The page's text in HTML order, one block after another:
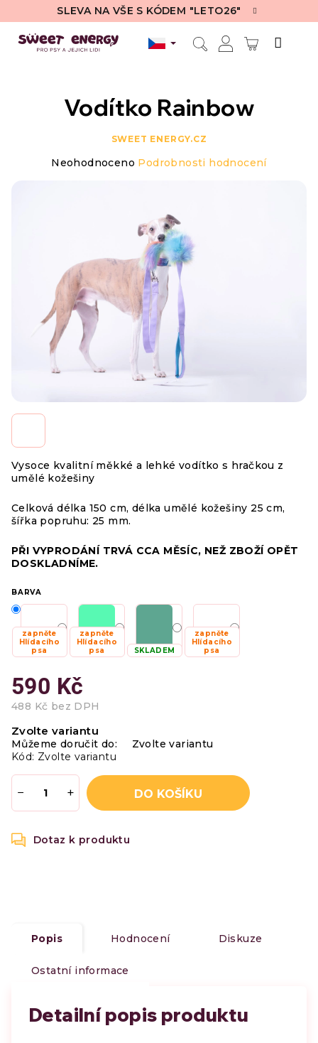
obsah
SLEVA NA VŠE S KÓDEM "LETO26"
Vysoce kvalitní měkké a lehké vodítko s hračkou z
umělé kožešiny
Celková délka 150 cm, délka umělé kožešiny 25 cm,
šířka popruhu: 25 mm.
PŘI VYPRODÁNÍ TRVÁ CCA MĚSÍC, NEŽ ZBOŽÍ OPĚT
DOSKLADNÍME.
BARVA
zapněte
Hlídacího
psa
zapněte
Hlídacího
psa
SKLADEM
zapněte
Hlídacího
psa
590 Kč
488 Kč bez DPH
cena:
Zvolte variantu
Můžeme doručit do:
Zvolte variantu
Kód: Zvolte variantu
+
− DO KOŠÍKU
Vodítko Rainbow
SWEET ENERGY.CZ
Průměrné
Neohodnoceno Podrobnosti hodnocení
Popis Hodnocení Diskuze
Ostatní informace
Detailní popis produktu